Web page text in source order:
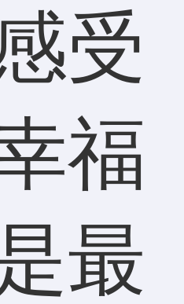
受
福
最